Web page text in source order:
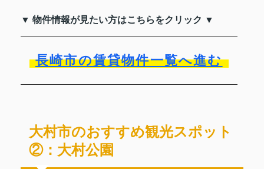
▼ 物件情報が見たい方はこちらをクリック ▼
長崎市の賃貸物件一覧へ進む
大村市のおすすめ観光スポット
②：大村公園